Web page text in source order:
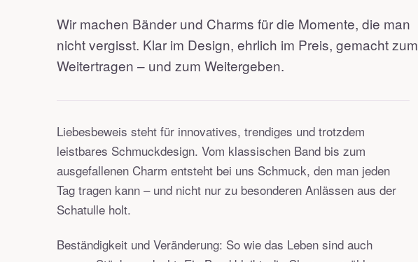
Wir machen Bänder und Charms für die Momente, die man
nicht vergisst. Klar im Design, ehrlich im Preis, gemacht zum
Weitertragen – und zum Weitergeben.
Liebesbeweis steht für innovatives, trendiges und trotzdem
leistbares Schmuckdesign. Vom klassischen Band bis zum
ausgefallenen Charm entsteht bei uns Schmuck, den man jeden
Tag tragen kann – und nicht nur zu besonderen Anlässen aus der
Schatulle holt.
Beständigkeit und Veränderung: So wie das Leben sind auch